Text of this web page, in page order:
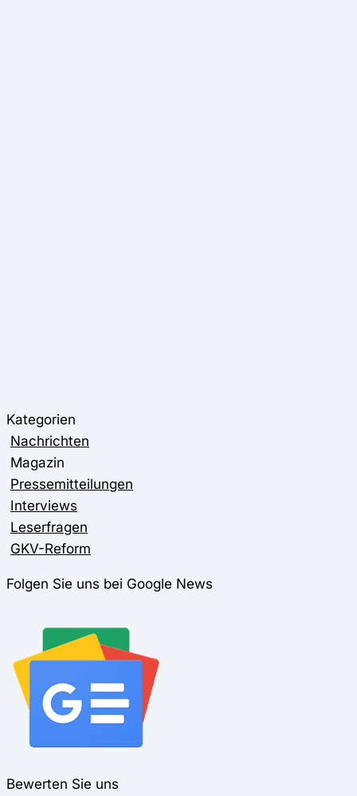
Kategorien
Nachrichten
Magazin
Pressemitteilungen
Interviews
Leserfragen
GKV-Reform
Folgen Sie uns bei Google News
Bewerten Sie uns